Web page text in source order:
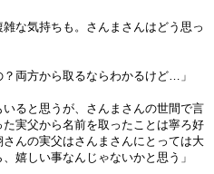
な気持ちも。さんまさんはどう思っ
両方から取るならわかるけど…」
いると思うが、さんまさんの世間で言
実父から名前を取ったことは寧ろ好
んの実父はさんまさんにとっては大
嬉しい事なんじゃないかと思う」